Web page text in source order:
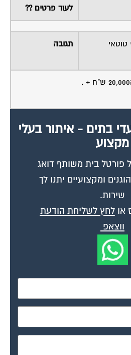
לעוד פרטים ??
טוטאי תגובה
בתים - איתור בעלי
מקצוע
פורטל בית משותף דואג
ומקצועיים יתנו לך
שירות.
אולחץ לשליחת הודעת
ווצאפ